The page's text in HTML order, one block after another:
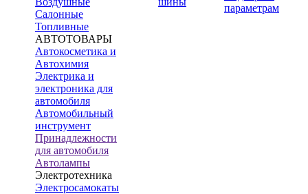
Салонные
Топливные
АВТОТОВАРЫ
Автокосметика и
Автохимия
Электрика и
электроника для
автомобиля
Автомобильный
инструмент
Принадлежности
для автомобиля
Автолампы
Электротехника
Электросамокаты
параметрам